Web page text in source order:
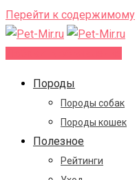
Перейти к содержимому
Породы
Породы собак
Породы кошек
Полезное
Рейтинги